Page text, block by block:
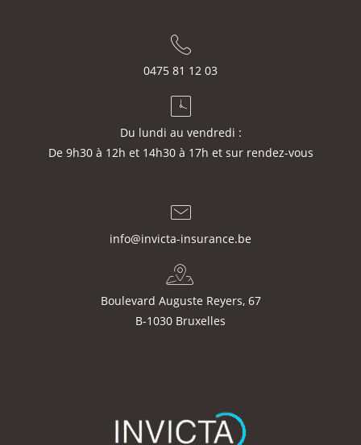
0475 81 12 03
Du lundi au vendredi :
De 9h30 à 12h et 14h30 à 17h et sur rendez-vous
info@invicta-insurance.be
Boulevard Auguste Reyers, 67
B-1030 Bruxelles